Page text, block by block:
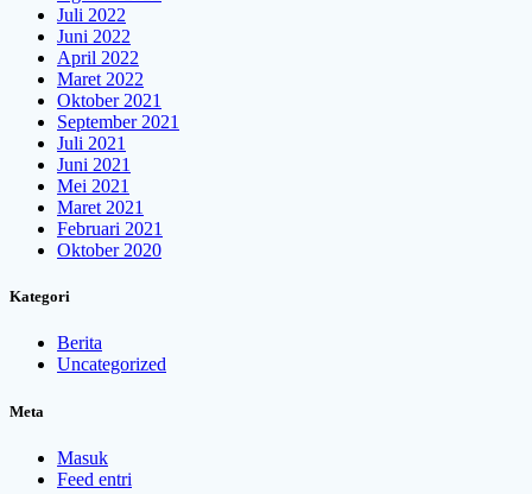
Juli 2022
Juni 2022
April 2022
Maret 2022
Oktober 2021
September 2021
Juli 2021
Juni 2021
Mei 2021
Maret 2021
Februari 2021
Oktober 2020
Kategori
Berita
Uncategorized
Meta
Masuk
Feed entri